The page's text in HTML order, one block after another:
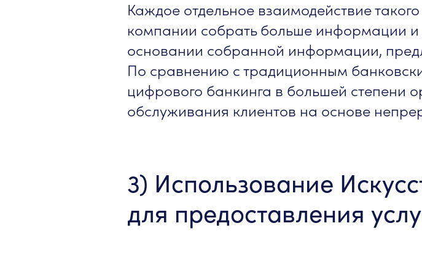
Каждое отдельное взаимодействие
компании собрать больше информации и
основании собранной информации,
По сравнению с традиционным
цифрового банкинга в большей степени
обслуживания клиентов на основе
3) Использование
для предоставления